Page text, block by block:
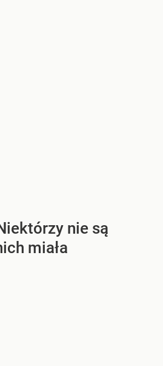
nie są
miała